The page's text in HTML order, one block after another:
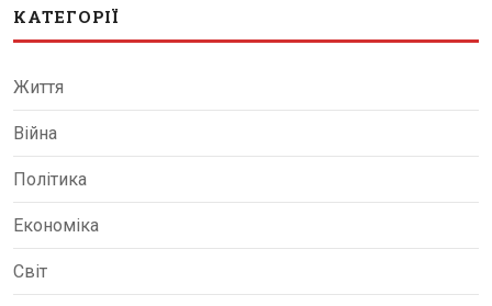
КАТЕГОРІЇ
Життя
Війна
Політика
Економіка
Світ